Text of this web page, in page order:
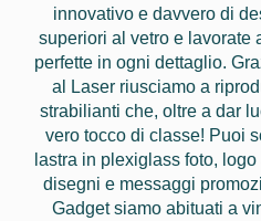
innovativo e davvero di
superiori al vetro e lavorate
perfette in ogni dettaglio.
al Laser riusciamo a
strabilianti che, oltre a dar
vero tocco di classe! Puoi
lastra in plexiglass foto,
disegni e messaggi
Gadget siamo abituati a